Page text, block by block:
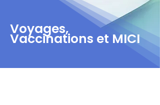
Voyages,
Vaccinations et MICI